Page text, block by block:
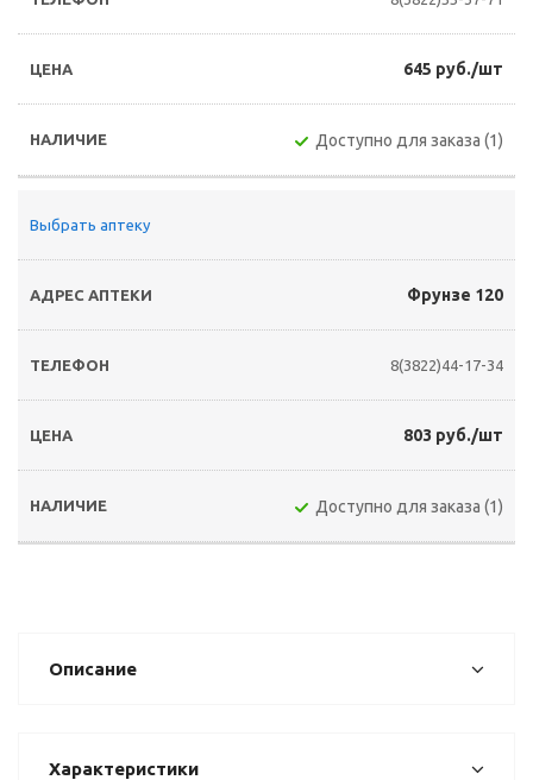
645 руб./шт
Доступно для заказа (1)
Выбрать аптеку
Фрунзе 120
8(3822)44-17-34
803 руб./шт
Доступно для заказа (1)
Описание
Характеристики